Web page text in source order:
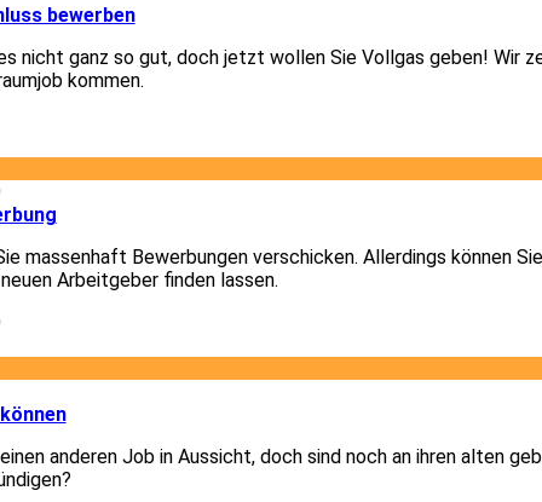
bewerben
nicht ganz so gut, doch jetzt wollen Sie Vollgas geben! Wir
kommen.
massenhaft Bewerbungen verschicken. Allerdings können
Arbeitgeber finden lassen.
anderen Job in Aussicht, doch sind noch an ihren alten